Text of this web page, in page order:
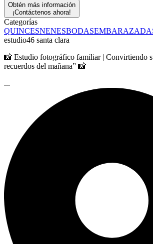
Obtén más información
¡Contáctenos ahora!
Categorías
QUINCESNENESBODAS
estudio46 santa clara
📸 Estudio fotográfico familiar | Convirtiendo
recuerdos del mañana” 📸
...